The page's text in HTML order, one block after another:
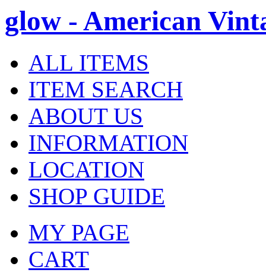
glow - American
ALL ITEMS
ITEM SEARCH
ABOUT US
INFORMATION
LOCATION
SHOP GUIDE
MY PAGE
CART